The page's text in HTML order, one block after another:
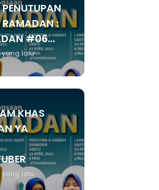
RAMADAN :
#06...
yang lalu
KHAS
YA
yang lalu